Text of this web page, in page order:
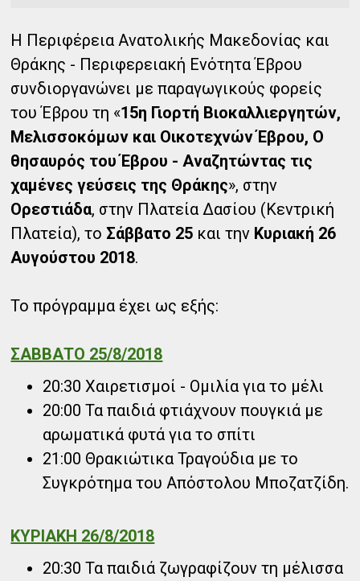
Η Περιφέρεια Ανατολικής Μακεδονίας και
Θράκης - Περιφερειακή Ενότητα Έβρου
συνδιοργανώνει με παραγωγικούς φορείς
του Έβρου τη «15η Γιορτή Βιοκαλλιεργητών,
Μελισσοκόμων και Οικοτεχνών Έβρου, Ο
θησαυρός του Έβρου - Αναζητώντας τις
χαμένες γεύσεις της Θράκης», στην
Ορεστιάδα, στην Πλατεία Δασίου (Κεντρική
Πλατεία), τοΣάββατο 25 και την Κυριακή 26
Αυγούστου 2018.
Το πρόγραμμα έχει ως εξής:
ΣΑΒΒΑΤΟ 25/8/2018
20:30 Χαιρετισμοί - Ομιλία για το μέλι
20:00 Τα παιδιά φτιάχνουν πουγκιά με
αρωματικά φυτά για το σπίτι
21:00 Θρακιώτικα Τραγούδια με το
Συγκρότημα του Απόστολου Μποζατζίδη.
ΚΥΡΙΑΚΗ 26/8/2018
20:30 Τα παιδιά ζωγραφίζουν τη μέλισσα